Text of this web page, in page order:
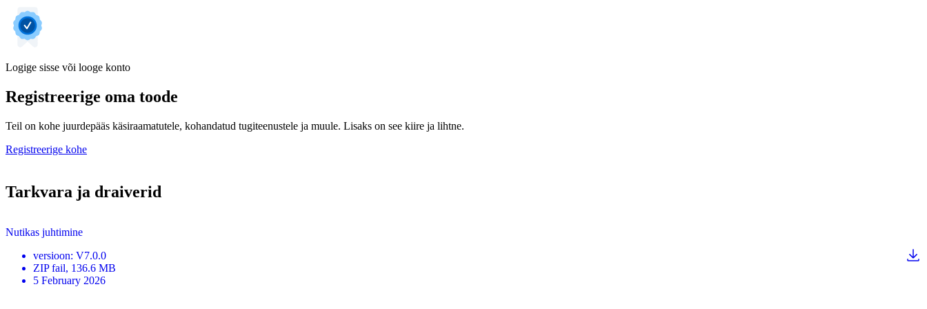
Logige sisse või looge konto
Registreerige oma toode
Teil on kohe juurdepääs käsiraamatutele, kohandatud tugiteenustele ja muule. Lisaks on see kiire ja lihtne.
Registreerige kohe
Tarkvara ja draiverid
Nutikas juhtimine
versioon: V7.0.0
ZIP fail, 136.6 MB
5 February 2026